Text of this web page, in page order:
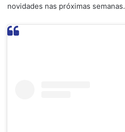
novidades nas próximas semanas.